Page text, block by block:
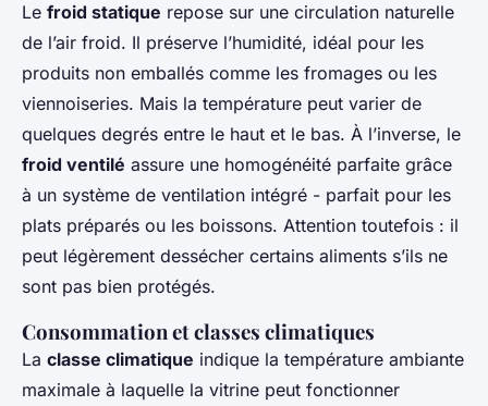
Le froid statique repose sur une circulation naturelle
de l’air froid. Il préserve l’humidité, idéal pour les
produits non emballés comme les fromages ou les
viennoiseries. Mais la température peut varier de
quelques degrés entre le haut et le bas. À l’inverse, le
froid ventilé assure une homogénéité parfaite grâce
à un système de ventilation intégré - parfait pour les
plats préparés ou les boissons. Attention toutefois : il
peut légèrement dessécher certains aliments s’ils ne
sont pas bien protégés.
Consommation et classes climatiques
La classe climatique indique la température ambiante
maximale à laquelle la vitrine peut fonctionner